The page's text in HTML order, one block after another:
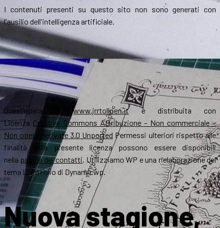
I contenuti presenti su questo sito non sono generati con
l'ausilio dell'intelligenza artificiale.
Quest’opera diwww.jrrtolkien.itè distribuita con
Licenza Creative Commons Attribuzione – Non commerciale –
Non opere derivate 3.0 Unported Permessi ulteriori rispetto alle
finalità della presente licenza possono essere disponibili
nella pagina dei contatti. Utilizziamo WP e una rielaborazione del
tema LightFolio di Dynamicwp.
Nuova stagione,